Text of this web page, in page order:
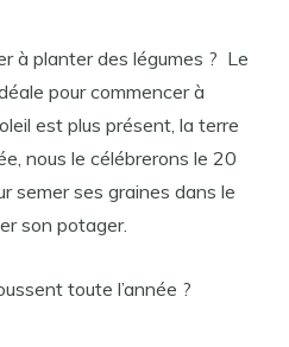
à planter des légumes ? Le
pour commencer à
est plus présent, la terre
nous le célébrerons le 20
semer ses graines dans le
son potager.
toute l’année ?